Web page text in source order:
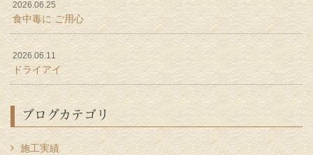
2026.06.25
食中毒に ご用心
2026.06.11
ドライアイ
ブログカテゴリ
施工実績